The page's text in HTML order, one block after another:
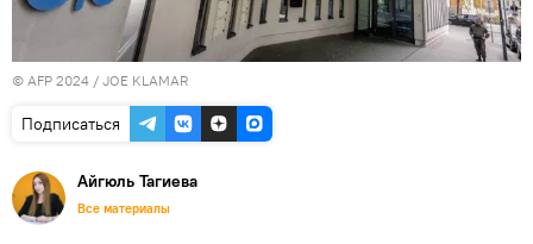
© AFP 2024 / JOE KLAMAR
Подписаться
Айгюль Тагиева
Все материалы